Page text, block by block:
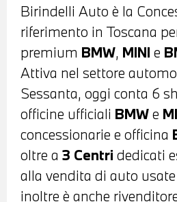
Birindelli Auto è la
riferimento in Toscana
premium BMW, MINI e
Attiva nel settore
Sessanta, oggi conta 6
officine ufficiali BMWe
concessionarie e officina
oltre a 3 Centri dedicati
alla vendita di auto
inoltre è anche